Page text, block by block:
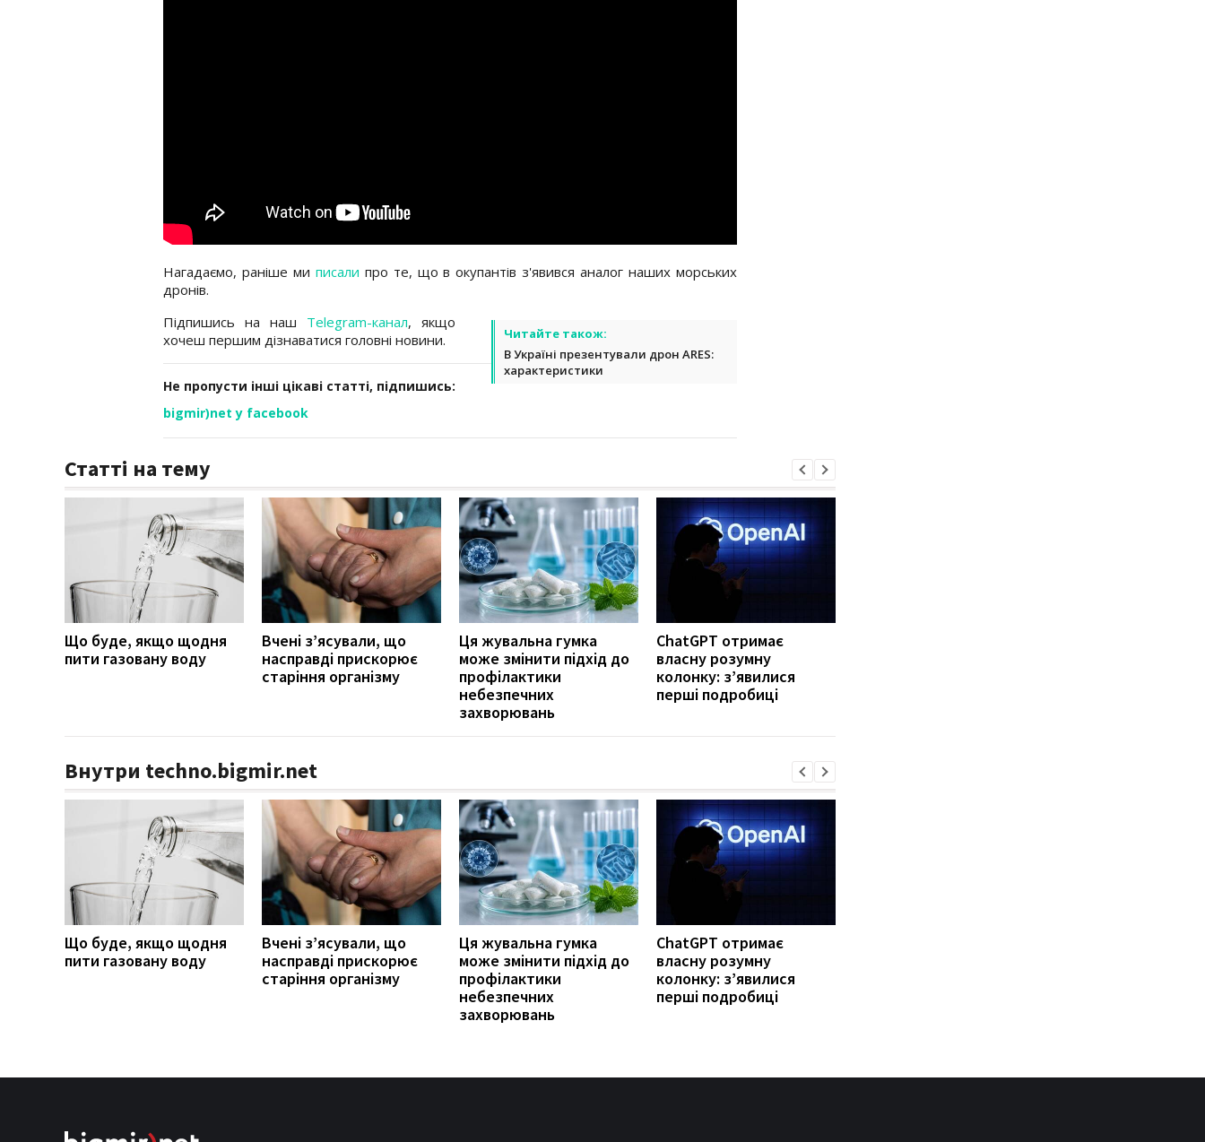
Нагадаємо, раніше ми писали про те, що в окупантів з'явився аналог наших морських
дронів.
Читайте також:
В Україні презентували дрон ARES:
характеристики
Підпишись на наш Telegram-канал, якщо
хочеш першим дізнаватися головні новини.
Не пропусти інші цікаві статті, підпишись:
bigmir)net у facebook
Статті на тему
Що буде, якщо щодня
пити газовану воду
Вчені з’ясували, що
насправді прискорює
старіння організму
Ця жувальна гумка
може змінити підхід до
профілактики
небезпечних
захворювань
ChatGPT отримає
власну розумну
колонку: з’явилися
перші подробиці
Внутри techno.bigmir.net
Що буде, якщо щодня
пити газовану воду
Вчені з’ясували, що
насправді прискорює
старіння організму
Ця жувальна гумка
може змінити підхід до
профілактики
небезпечних
захворювань
ChatGPT отримає
власну розумну
колонку: з’явилися
перші подробиці